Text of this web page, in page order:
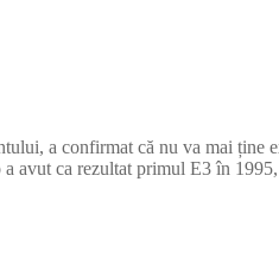
a confirmat că nu va mai ține
avut ca rezultat primul E3 în